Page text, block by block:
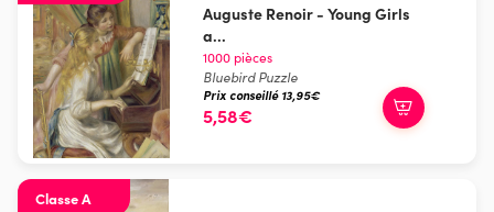
Auguste Renoir - Young Girls
a...
1000 pièces
Bluebird Puzzle
Prix conseillé 13,95€
5,58€
Classe A